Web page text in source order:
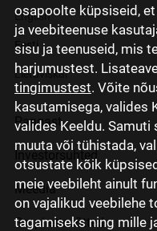
osapoolte küpsiseid,
ja veebiteenuse
sisu ja teenuseid, mis
harjumustest.
tingimustest. Võite
kasutamisega, valides
valides Keeldu. Samuti
muuta või tühistada,
otsustate kõik
meie veebileht ainult
on vajalikud veebilehe
tagamiseks ning mille
English
Eesti
Lietuviškai
Pangast
Investorsuhted
Meedia
Grupi ettevõtted